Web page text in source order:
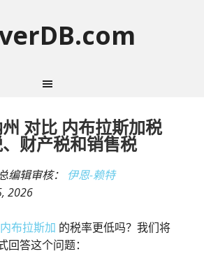
对比 内布拉斯加税
财产税和销售税
编辑审核： 伊恩-赖特
2026
内布拉斯加 的税率更低吗？我们将
回答这个问题：